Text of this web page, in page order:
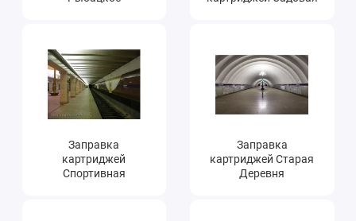
Заправка
картриджей
Спортивная
Заправка
картриджей Старая
Деревня